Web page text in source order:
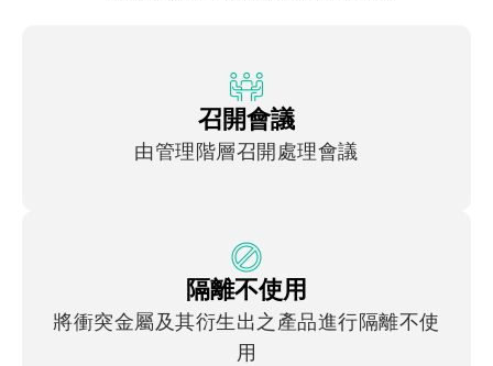
召開會議
由管理階層召開處理會議
隔離不使用
將衝突金屬及其衍生出之產品進行隔離不使
用